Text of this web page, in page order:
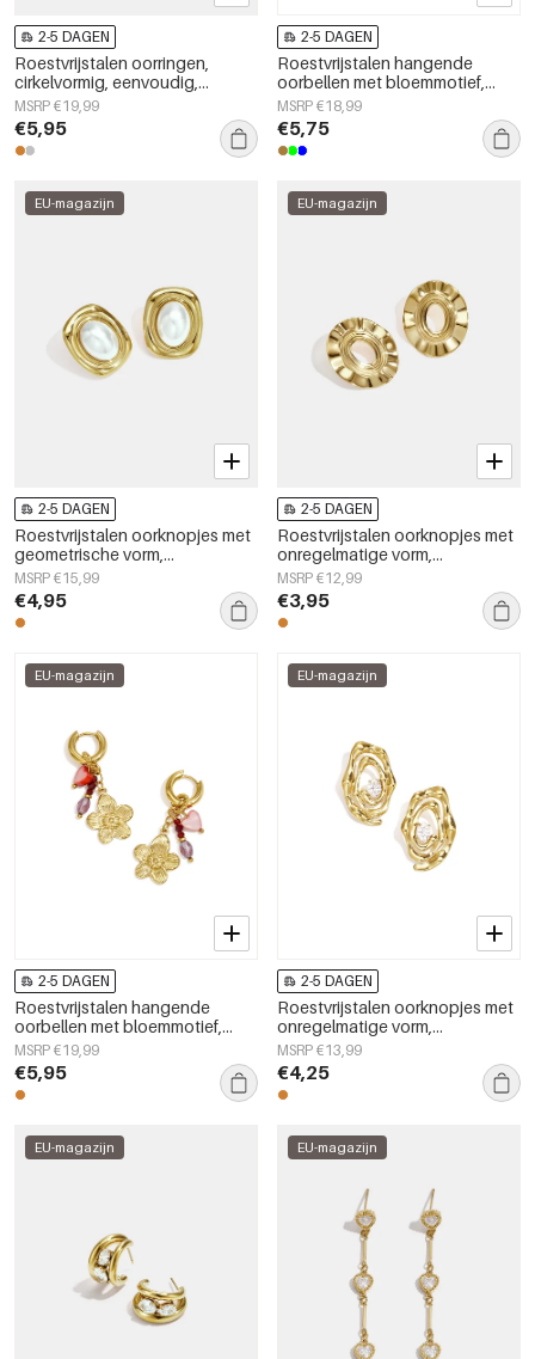
2-5 DAGEN
Roestvrijstalen oorringen,
cirkelvormig, eenvoudig,
dagelijks gebruik, eenvoudige
serie, damessieraden
MSRP €19,99
€5,95
2-5 DAGEN
Roestvrijstalen hangende
oorbellen met bloemmotief,
eenvoudige, alledaagse en
eenvoudige serie voor dames.
MSRP €18,99
€5,75
EU-magazijn
2-5 DAGEN
Roestvrijstalen oorknopjes met
geometrische vorm,
eenvoudige, alledaagse serie,
damessieraden
MSRP €15,99
€4,95
EU-magazijn
2-5 DAGEN
Roestvrijstalen oorknopjes met
onregelmatige vorm,
eenvoudige, alledaagse serie,
dames sieraden
MSRP €12,99
€3,95
EU-magazijn
2-5 DAGEN
Roestvrijstalen hangende
oorbellen met bloemmotief,
eenvoudige dagelijkse sieraden
uit de Simple-serie voor dames.
MSRP €19,99
€5,95
EU-magazijn
2-5 DAGEN
Roestvrijstalen oorknopjes met
onregelmatige vorm,
eenvoudige, alledaagse serie,
dames sieraden
MSRP €13,99
€4,25
EU-magazijn EU-magazijn